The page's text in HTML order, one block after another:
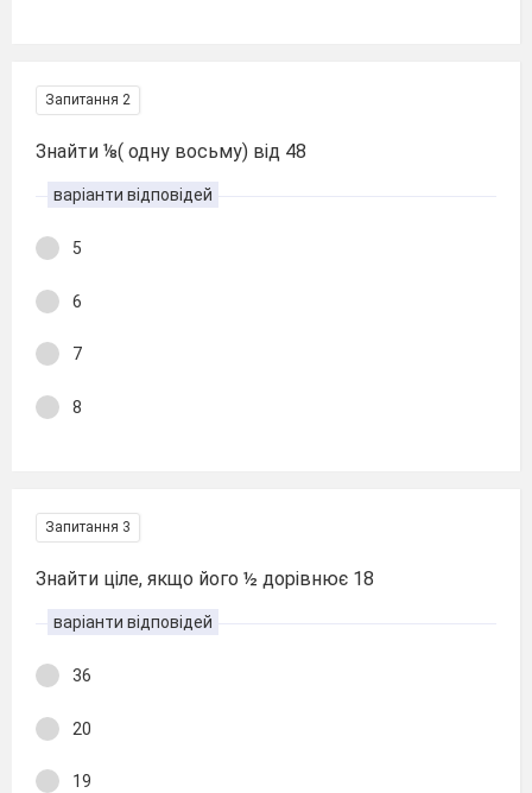
Запитання 2
Знайти ⅛( одну восьму) від 48
варіанти відповідей
5
6
7
8
Запитання 3
Знайти ціле, якщо його ½ дорівнює 18
варіанти відповідей
36
20
19